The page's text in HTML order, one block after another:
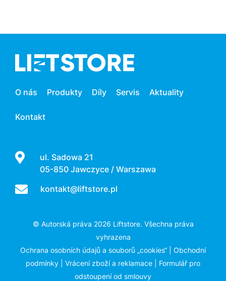
O nás Produkty Díly Servis Aktuality
Kontakt
ul. Sadowa 21
05-850 Jawczyce / Warszawa
kontakt@liftstore.pl
© Autorská práva 2026 Liftstore. Všechna práva
vyhrazena
Ochrana osobních údajů a souborů „cookies“
Obchodní
podmínky
Vrácení zboží a reklamace
Formulář pro
odstoupení od smlouvy